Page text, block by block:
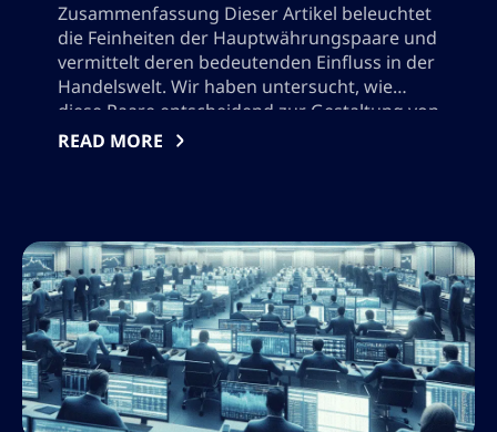
Zusammenfassung Dieser Artikel beleuchtet
die Feinheiten der Hauptwährungspaare und
vermittelt deren bedeutenden Einfluss in der
Handelswelt. Wir haben untersucht, wie
diese Paare entscheidend zur Gestaltung von
Markttrends und der Entwicklung robuster
bieten hohe Liquidität und engere Spreads
und sind bei […]
READ MORE